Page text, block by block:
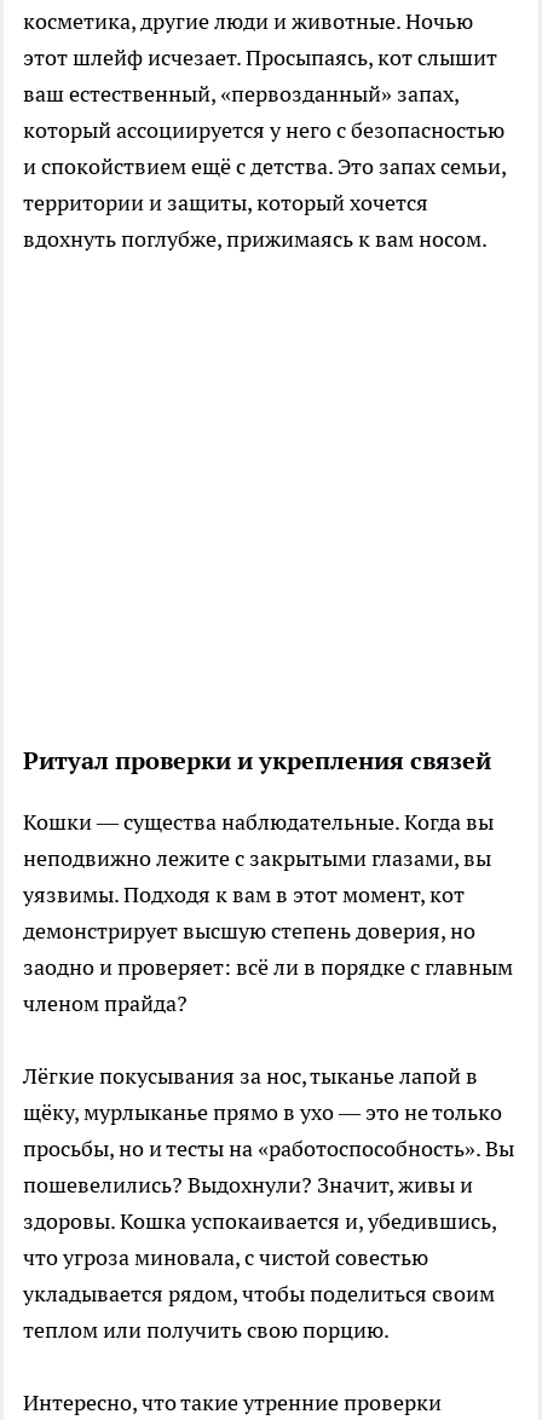
косметика, другие люди и животные. Ночью
этот шлейф исчезает. Просыпаясь, кот слышит
ваш естественный, «первозданный» запах,
который ассоциируется у него с безопасностью
и спокойствием ещё с детства. Это запах семьи,
территории и защиты, который хочется
вдохнуть поглубже, прижимаясь к вам носом.
Ритуал проверки и укрепления связей
Кошки — существа наблюдательные. Когда вы
неподвижно лежите с закрытыми глазами, вы
уязвимы. Подходя к вам в этот момент, кот
демонстрирует высшую степень доверия, но
заодно и проверяет: всё ли в порядке с главным
членом прайда?
Лёгкие покусывания за нос, тыканье лапой в
щёку, мурлыканье прямо в ухо — это не только
просьбы, но и тесты на «работоспособность». Вы
пошевелились? Выдохнули? Значит, живы и
здоровы. Кошка успокаивается и, убедившись,
что угроза миновала, с чистой совестью
укладывается рядом, чтобы поделиться своим
теплом или получить свою порцию.
Интересно, что такие утренние проверки